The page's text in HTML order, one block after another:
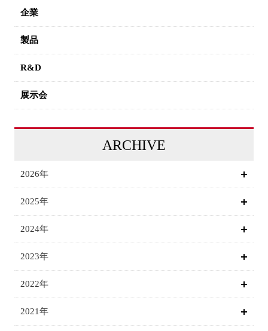
企業
製品
R&D
展示会
ARCHIVE
2026年
2025年
2024年
2023年
2022年
2021年